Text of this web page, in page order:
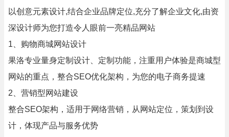
以创意元素设计,结合企业品牌定位,充分了解企业文化,由资
深设计师为您打造令人眼前一亮精品网站
1、购物商城网站设计
果洛专业量身定制设计、定制功能，注重用户体验是商城型
网站的重点，整合SEO优化架构，为您的电子商务提速
2、营销型网站建设
整合SEO架构，适用于网络营销，从网站定位，策划到设
计，体现产品与服务优势